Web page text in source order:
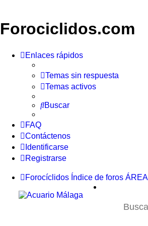
Forociclidos.com
Enlaces rápidos
Temas sin respuesta
Temas activos
Buscar
FAQ
Contáctenos
Identificarse
Registrarse
Forocíclidos Índice de foros